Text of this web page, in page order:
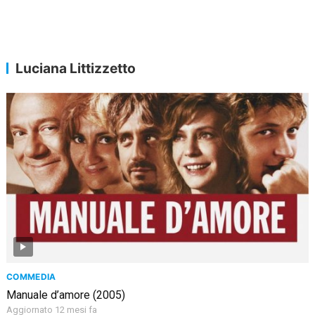
Luciana Littizzetto
COMMEDIA
Manuale d’amore (2005)
Aggiornato 12 mesi fa